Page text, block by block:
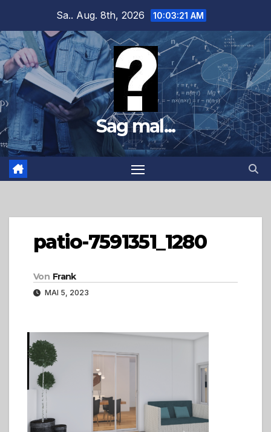
springen
Sa.. Aug. 8th, 2026 10:03:22 AM
Sag mal...
patio-7591351_1280
Von Frank
MAI 5, 2023